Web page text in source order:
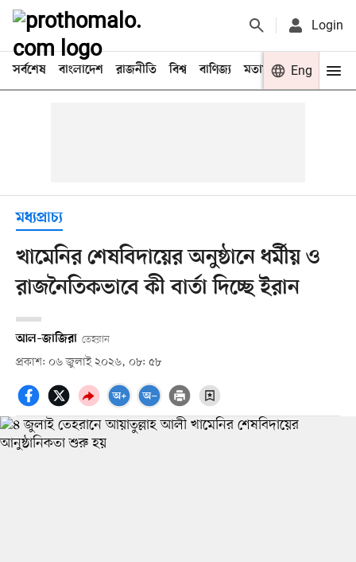
Login
সর্বশেষ বাংলাদেশ রাজনীতি বিশ্ব বাণিজ্য মতামত খেলা
Eng
মধ্যপ্রাচ্য
খামেনির শেষবিদায়ের অনুষ্ঠানে ধর্মীয় ও
রাজনৈতিকভাবে কী বার্তা দিচ্ছে ইরান
আল–জাজিরা তেহরান
প্রকাশ: ০৬ জুলাই ২০২৬, ০৮: ৫৮